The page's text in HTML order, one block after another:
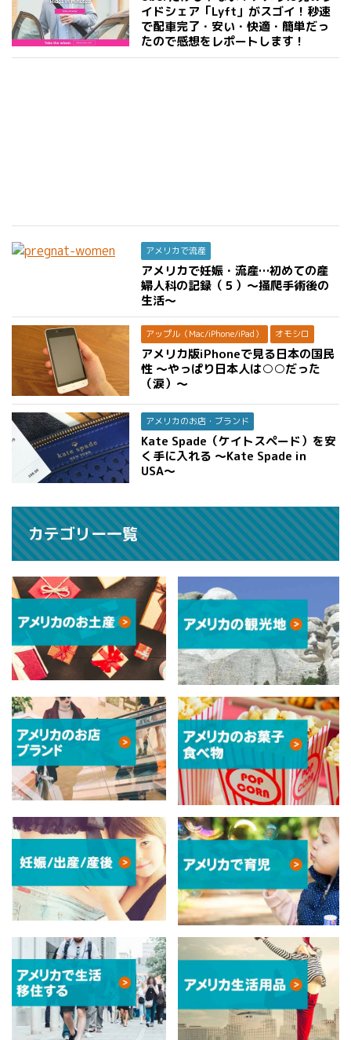
イドシェア「Lyft」がスゴイ！秒速
で配車完了・安い・快適・簡単だっ
たので感想をレポートします！
アメリカで流産
アメリカで妊娠・流産…初めての産
婦人科の記録（５）〜掻爬手術後の
生活〜
アップル（Mac/iPhone/iPad） オモシロ
アメリカ版iPhoneで見る日本の国民
性 〜やっぱり日本人は○○だった
（涙）〜
アメリカのお店・ブランド
Kate Spade（ケイトスペード）を安
く手に入れる 〜Kate Spade in
USA〜
カテゴリー一覧